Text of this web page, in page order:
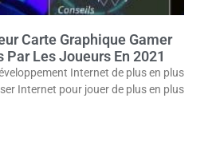
Carte Graphique Gamer
Par Les Joueurs En 2021
Internet de plus en plus
Internet pour jouer de plus en plus